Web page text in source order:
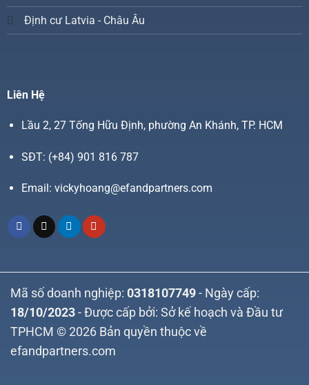
Định cư Latvia - Châu Âu
Liên Hệ
Lầu 2, 27 Tống Hữu Định, phường An Khánh, TP. HCM
SĐT: (+84) 901 816 787
Email: vickyhoang@efandpartners.com
Mã số doanh nghiệp: 0318107749 - Ngày cấp:
18/10/2023 - Được cấp bởi: Sở kế hoạch và Đầu tư
TPHCM © 2026 Bản quyền thuộc về
efandpartners.com